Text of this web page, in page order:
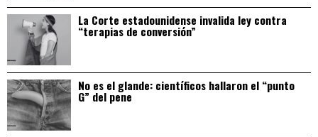
La Corte estadounidense invalida ley contra
“terapias de conversión”
No es el glande: científicos hallaron el “punto
G” del pene